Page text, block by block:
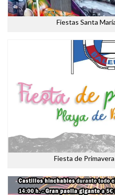
Fiestas Santa
Fiesta de